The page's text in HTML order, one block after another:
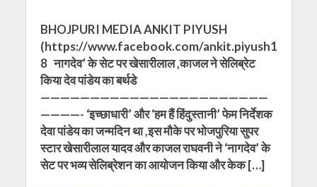
BHOJPURI MEDIA ANKIT PIYUSH
(https://www.facebook.com/ankit.piyush1
8 नागदेव’ के सेट पर खेसारीलाल ,काजल ने सेलिब्रेट
किया देव पांडेय का बर्थडे
———————————————————————
————- ‘इच्‍छाधारी’ और ‘हम हैं हिंदुस्‍तानी’ फेम निर्देशक
देवा पांडेय का जन्‍मदिन था ,इस मौके पर भोजपुरिया सुपर
स्‍टार खेसारीलाल यादव और काजल राघवनी ने ‘नागदेव’ के
सेट पर भव्‍य सेलिब्रेशन का आयोजन किया और केक […]